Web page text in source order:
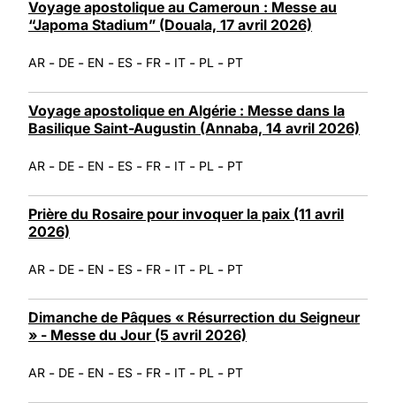
Voyage apostolique au Cameroun : Messe au
“Japoma Stadium” (Douala, 17 avril 2026)
AR - DE - EN - ES - FR - IT - PL - PT
Voyage apostolique en Algérie : Messe dans la
Basilique Saint-Augustin (Annaba, 14 avril 2026)
AR - DE - EN - ES - FR - IT - PL - PT
Prière du Rosaire pour invoquer la paix (11 avril
2026)
AR - DE - EN - ES - FR - IT - PL - PT
Dimanche de Pâques « Résurrection du Seigneur
» - Messe du Jour (5 avril 2026)
AR - DE - EN - ES - FR - IT - PL - PT